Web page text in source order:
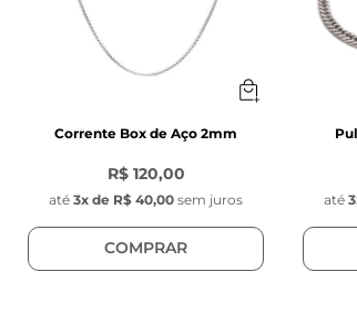
Corrente Box de Aço 2mm
R$ 120,00
até 3x de R$ 40,00 sem juros
COMPRAR
até 3